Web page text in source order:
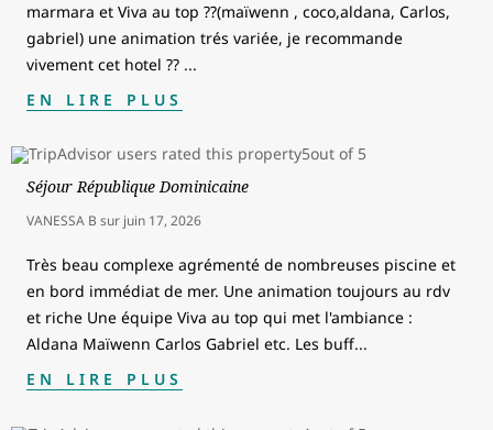
marmara et Viva au top ??(maïwenn , coco,aldana, Carlos,
gabriel) une animation trés variée, je recommande
vivement cet hotel ?? ...
EN LIRE PLUS
Séjour République Dominicaine
VANESSA B sur juin 17, 2026
Très beau complexe agrémenté de nombreuses piscine et
en bord immédiat de mer. Une animation toujours au rdv
et riche Une équipe Viva au top qui met l'ambiance :
Aldana Maïwenn Carlos Gabriel etc. Les buff...
EN LIRE PLUS